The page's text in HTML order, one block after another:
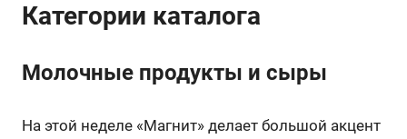
Категории каталога
Молочные продукты и сыры
На этой неделе «Магнит» делает большой акцент